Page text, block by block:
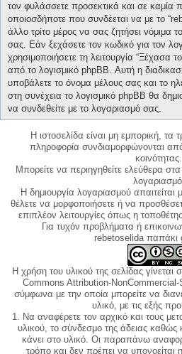
τον φυλάσσετε προσεκτικά και σε καμία
οποιοσδήποτε που συνδέεται να με το
άλλο τρίτο μέρος να σας ζητήσει νόμιμα
σας. Εάν ξεχάσετε τον κωδικό για τον
χρησιμοποιήσετε τη λειτουργία “Ξέχασα
από το λογισμικό phpBB. Αυτή η
υποβάλετε το όνομα μέλους σας και το
στη συνέχεια το λογισμικό phpBB θα
να συνδεθείτε με το λογαριασμό σας.
Η ιστοσελίδα είναι μη εμπορική, τα
πληροφορία συνδιαμορφώνονται
κοινότητας.
Μπορείτε να περιηγηθείτε ελεύθερα
Η δημιουργία λογαριασμού
θέλετε να μορφοποιήσετε ή να
επιπλέον λειτουργίες όπως η
Για τυχόν προβλήματα ή
rebetoselida παπάκι
Η χρήση του υλικού της σελίδας
Commons Attribution-
σύμφωνα με την οποία μπορείτε να
υλικό, με τις εξής
1. Να αναφέρετε τον αρχικό και τους
υλικού, το σύνδεσμο της άδειας καθώς
κάνει στο υλικό. Οι παραπάνω
τρόπο και δεν πρέπει να υπονοείται